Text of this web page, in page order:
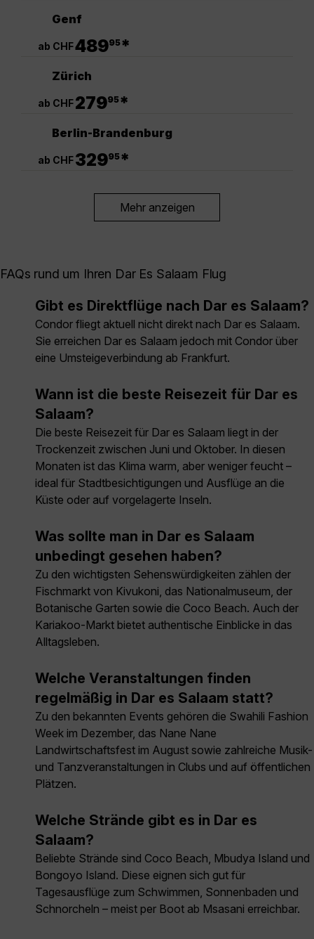
Genf
ab CHF48995*
Zürich
ab CHF27995*
Berlin-Brandenburg
ab CHF32995*
Mehr anzeigen
FAQs rund um Ihren Dar Es Salaam Flug
Gibt es Direktflüge nach Dar es Salaam?
Condor fliegt aktuell nicht direkt nach Dar es Salaam.
Sie erreichen Dar es Salaam jedoch mit Condor über
eine Umsteigeverbindung ab Frankfurt.
Wann ist die beste Reisezeit für Dar es
Salaam?
Die beste Reisezeit für Dar es Salaam liegt in der
Trockenzeit zwischen Juni und Oktober. In diesen
Monaten ist das Klima warm, aber weniger feucht –
ideal für Stadtbesichtigungen und Ausflüge an die
Küste oder auf vorgelagerte Inseln.
Was sollte man in Dar es Salaam
unbedingt gesehen haben?
Zu den wichtigsten Sehenswürdigkeiten zählen der
Fischmarkt von Kivukoni, das Nationalmuseum, der
Botanische Garten sowie die Coco Beach. Auch der
Kariakoo-Markt bietet authentische Einblicke in das
Alltagsleben.
Welche Veranstaltungen finden
regelmäßig in Dar es Salaam statt?
Zu den bekannten Events gehören die Swahili Fashion
Week im Dezember, das Nane Nane
Landwirtschaftsfest im August sowie zahlreiche Musik-
und Tanzveranstaltungen in Clubs und auf öffentlichen
Plätzen.
Welche Strände gibt es in Dar es
Salaam?
Beliebte Strände sind Coco Beach, Mbudya Island und
Bongoyo Island. Diese eignen sich gut für
Tagesausflüge zum Schwimmen, Sonnenbaden und
Schnorcheln – meist per Boot ab Msasani erreichbar.